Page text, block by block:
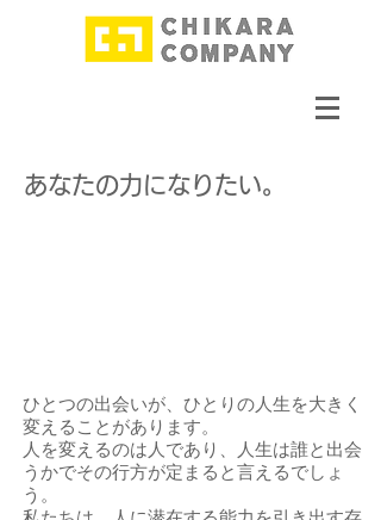
あなたの力になりたい。
ひとつの出会いが、ひとりの人生を大きく
変えることがあります。
人を変えるのは人であり、人生は誰と出会
うかでその行方が定まると言えるでしょ
う。